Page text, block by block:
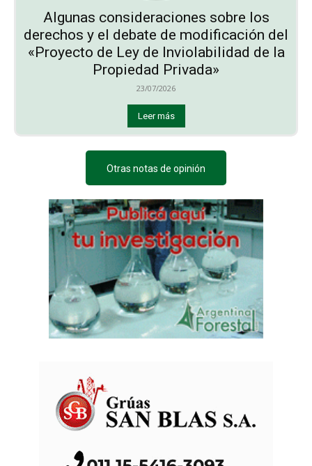
Algunas consideraciones sobre los
derechos y el debate de modificación del
«Proyecto de Ley de Inviolabilidad de la
Propiedad Privada»
23/07/2026
Leer más
Otras notas de opinión